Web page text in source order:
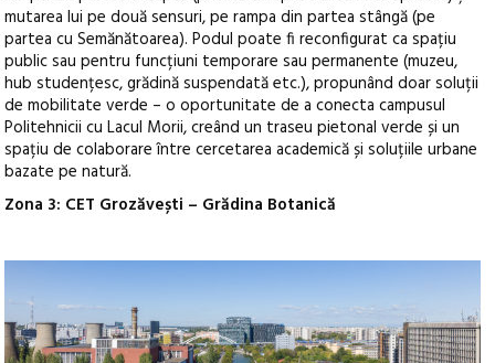
mutarea lui pe două sensuri, pe rampa din partea stângă (pe
partea cu Semănătoarea). Podul poate fi reconfigurat ca spațiu
public sau pentru funcțiuni temporare sau permanente (muzeu,
hub studențesc, grădină suspendată etc.), propunând doar soluții
de mobilitate verde – o oportunitate de a conecta campusul
Politehnicii cu Lacul Morii, creând un traseu pietonal verde și un
spațiu de colaborare între cercetarea academică și soluțiile urbane
bazate pe natură.
Zona 3: CET Grozăvești – Grădina Botanică